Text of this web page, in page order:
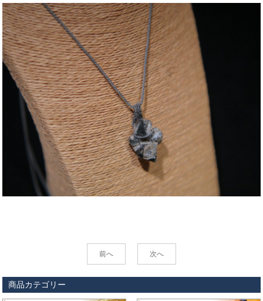
前へ 次へ
商品カテゴリー